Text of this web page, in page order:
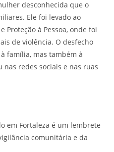
desconhecida que o
Ele foi levado ao
Proteção à Pessoa, onde foi
de violência. O desfecho
família, mas também à
redes sociais e nas ruas
em Fortaleza é um lembrete
comunitária e da